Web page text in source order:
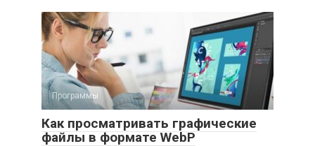
Программы
Как просматривать графические
файлы в формате WebP